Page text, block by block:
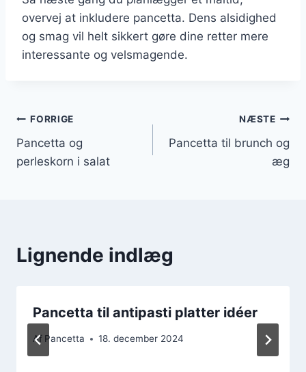
overvej at inkludere pancetta. Dens alsidighed
og smag vil helt sikkert gøre dine retter mere
interessante og velsmagende.
Indlægsnavigation
FORRIGE
Pancetta og
perleskorn i salat
NÆSTE
Pancetta til brunch og
æg
Lignende indlæg
Pancetta til antipasti platter idéer
Af Pancetta 18. december 2024